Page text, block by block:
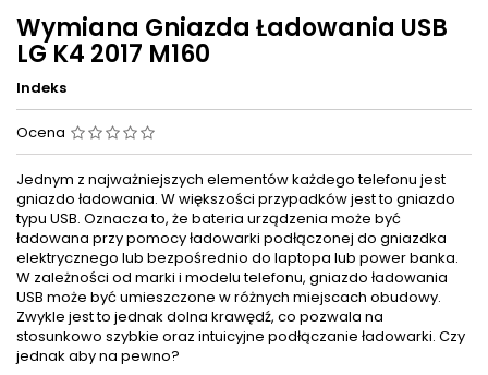
Wymiana Gniazda Ładowania USB
LG K4 2017 M160
Indeks
Ocena
Jednym z najważniejszych elementów każdego telefonu jest
gniazdo ładowania. W większości przypadków jest to gniazdo
typu USB. Oznacza to, że bateria urządzenia może być
ładowana przy pomocy ładowarki podłączonej do gniazdka
elektrycznego lub bezpośrednio do laptopa lub power banka.
W zależności od marki i modelu telefonu, gniazdo ładowania
USB może być umieszczone w różnych miejscach obudowy.
Zwykle jest to jednak dolna krawędź, co pozwala na
stosunkowo szybkie oraz intuicyjne podłączanie ładowarki. Czy
jednak aby na pewno?